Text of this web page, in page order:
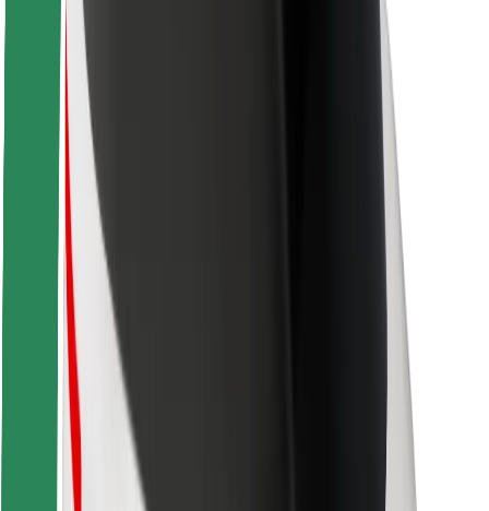
Ciudades
Dónde estamos
Soluciones para las ciudades
Aeropuertos
Estaciones de carga de Bolt
Soporte
Para usuarios
Para conductores
Para repartidores
Bolt Food